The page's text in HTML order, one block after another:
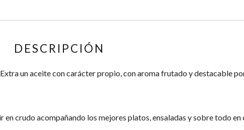
DESCRIPCIÓN
un aceite con carácter propio, con aroma frutado y destacable
crudo acompañando los mejores platos, ensaladas y sobre todo en